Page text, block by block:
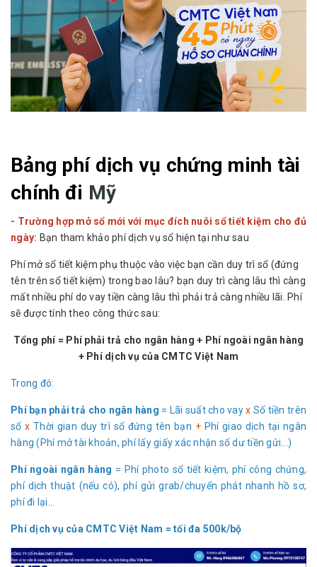
Bảng phí dịch vụ chứng minh tài
chính đi Mỹ
- Trường hợp mở sổ mới với mục đích nuôi sổ tiết kiệm cho đủ
ngày: Bạn tham khảo phí dịch vụ sổ hiện tại như sau
Phí mở sổ tiết kiệm phụ thuộc vào việc bạn cần duy trì sổ (đứng
tên trên sổ tiết kiệm) trong bao lâu? bạn duy trì càng lâu thì càng
mất nhiều phí do vay tiền càng lâu thì phải trả càng nhiều lãi. Phí
sẽ được tính theo công thức sau:
Tổng phí = Phí phải trả cho ngân hàng + Phí ngoài ngân hàng
+ Phí dịch vụ của CMTC Việt Nam
Trong đó:
Phí bạn phải trả cho ngân hàng = Lãi suất cho vayx Số tiền trên
sổ xThời gian duy trì sổ đứng tên bạn +Phí giao dịch tại ngân
hàng (Phí mở tài khoản, phí lấy giấy xác nhận số dư tiền gửi...)
Phí ngoài ngân hàng = Phí photo sổ tiết kiệm, phí công chứng,
phí dịch thuật (nếu có), phí gửi grab/chuyển phát nhanh hồ sơ,
phí đi lại...
Phí dịch vụ của CMTC Việt Nam = tối đa 500k/bộ